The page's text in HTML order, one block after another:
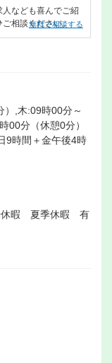
なども喜んでご紹
相談ください。
無料で相談する
）,木:09時00分～
00分（休憩0分）
9時間＋金午後4時
休暇 夏季休暇 有